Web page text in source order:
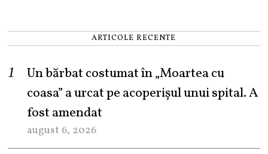
ARTICOLE RECENTE
Un bărbat costumat în „Moartea cu
coasa” a urcat pe acoperișul unui spital. A
fost amendat
august 6, 2026